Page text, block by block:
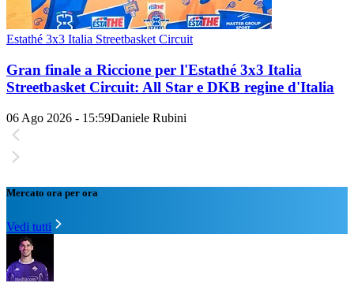
Estathé 3x3 Italia Streetbasket Circuit
Gran finale a Riccione per l'Estathé 3x3 Italia
Streetbasket Circuit: All Star e DKB regine d'Italia
06 Ago 2026 - 15:59Daniele Rubini
Mercato ora per ora
Vedi tutti